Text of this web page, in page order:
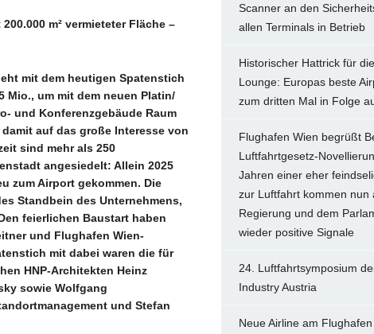
m² vermieteter Fläche –
mit dem heutigen Spatenstich
Mio., um mit dem neuen Platin/
und Konferenzgebäude Raum
auf das große Interesse von
sind mehr als 250
angesiedelt: Allein 2025
zum Airport gekommen. Die
Standbein des Unternehmens,
feierlichen Baustart haben
und Flughafen Wien-
mit dabei waren die für
HNP-Architekten Heinz
sowie Wolfgang
und Stefan
Scanner an den
allen Terminals in Betrieb
Historischer Hattrick für
Lounge: Europas beste
zum dritten Mal in Folge
Flughafen Wien begrüßt
Luftfahrtgesetz-
Jahren einer eher
zur Luftfahrt kommen nun
Regierung und dem
wieder positive Signale
24. Luftfahrtsymposium
Industry Austria
Neue Airline am